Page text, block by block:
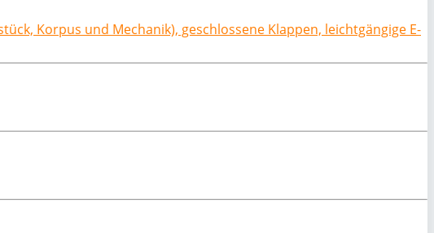
Korpus und Mechanik), geschlossene Klappen, leichtgängige E-